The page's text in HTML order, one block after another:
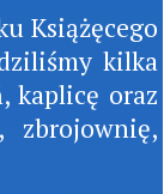
Książęcego
kilka
kaplicę oraz